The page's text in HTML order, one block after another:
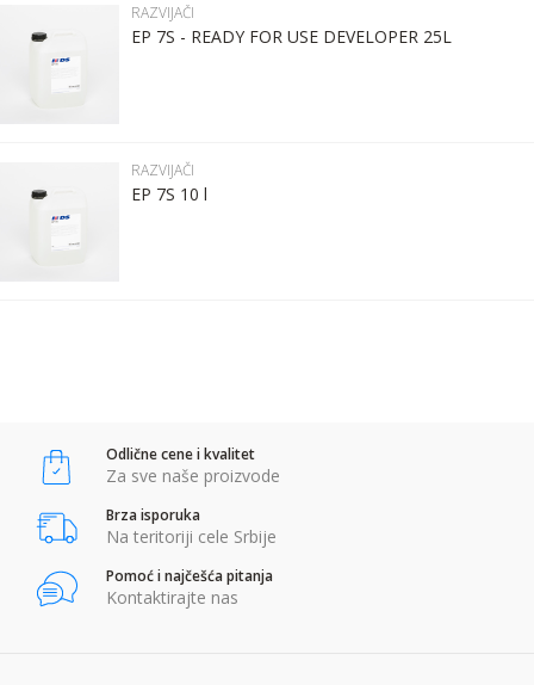
Brend
FUJIFILM
Email:
Komentar:
POŠALJI
RAZVIJAČI
EP 7S - READY FOR USE DEVELOPER 25L
RAZVIJAČI
EP 7S 10 l
Odlične cene i kvalitet
Za sve naše proizvode
Brza isporuka
Na teritoriji cele Srbije
Pomoć i najčešća pitanja
Kontaktirajte nas